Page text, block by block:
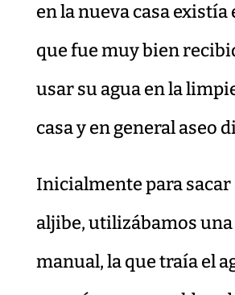
en la nueva casa existía
que fue muy bien
usar su agua en la
casa y en general aseo
Inicialmente para sacar
aljibe, utilizábamos
manual, la que traía el